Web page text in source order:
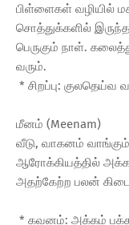
பிள்ளைகள் வழியில்
சொத்துக்களில்
பெருகும் நாள்.
வரும்.
* சிறப்பு: குலதெய்வ
மீனம் (Meenam)
வீடு, வாகனம்
ஆரோக்கியத்தில்
அதற்கேற்ற பலன்
* கவனம்: அக்கம்